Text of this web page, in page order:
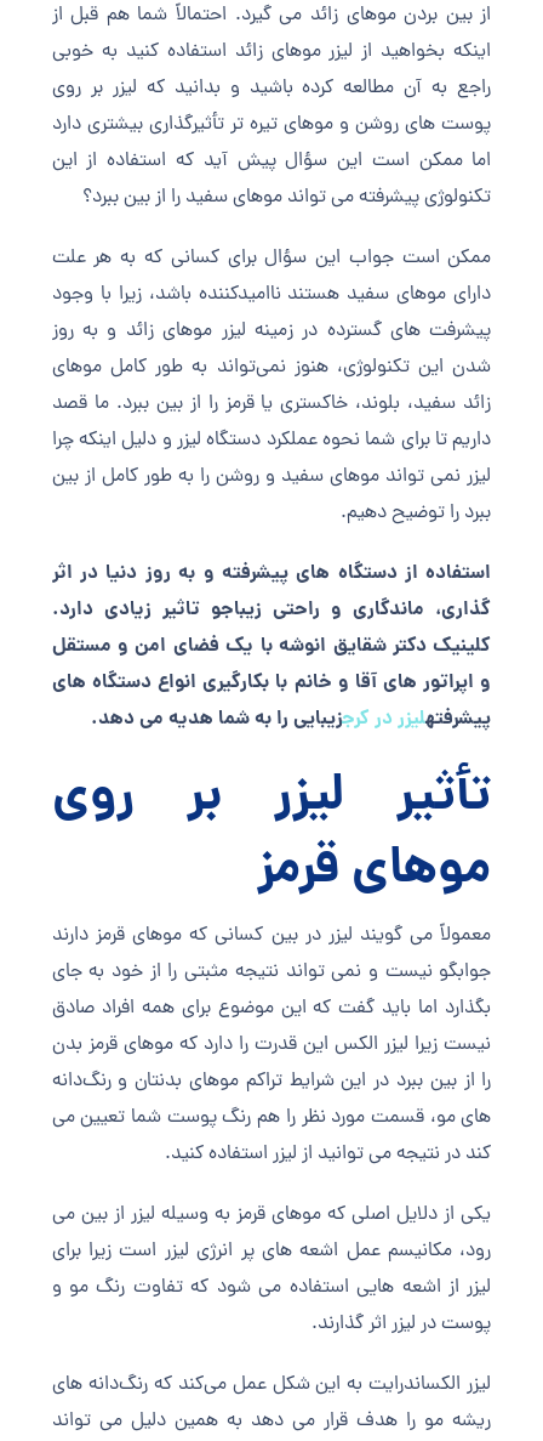
از بین بردن موهای زائد می گیرد. احتمالاً شما هم قبل از
اینکه بخواهید از لیزر موهای زائد استفاده کنید به خوبی
راجع به آن مطالعه کرده باشید و بدانید که لیزر بر روی
پوست های روشن و موهای تیره تر تأثیرگذاری بیشتری دارد
اما ممکن است این سؤال پیش آید که استفاده از این
تکنولوژی پیشرفته می تواند موهای سفید را از بین ببرد؟
ممکن است جواب این سؤال برای کسانی که به هر علت
دارای موهای سفید هستند ناامیدکننده باشد، زیرا با وجود
پیشرفت های گسترده در زمینه لیزر موهای زائد و به روز
شدن این تکنولوژی، هنوز نمی‌تواند به طور کامل موهای
زائد سفید، بلوند، خاکستری یا قرمز را از بین ببرد. ما قصد
داریم تا برای شما نحوه عملکرد دستگاه لیزر و دلیل اینکه چرا
لیزر نمی تواند موهای سفید و روشن را به طور کامل از بین
ببرد را توضیح دهیم.
استفاده از دستگاه های پیشرفته و به روز دنیا در اثر
گذاری، ماندگاری و راحتی زیباجو تاثیر زیادی دارد.
کلینیک دکتر شقایق انوشه با یک فضای امن و مستقل
و اپراتور های آقا و خانم با بکارگیری انواع دستگاه های
پیشرفتهلیزر در کرجزیبایی را به شما هدیه می دهد.
تأثیر لیزر بر روی
موهای قرمز
معمولاً می گویند لیزر در بین کسانی که موهای قرمز دارند
جوابگو نیست و نمی تواند نتیجه مثبتی را از خود به جای
بگذارد اما باید گفت که این موضوع برای همه افراد صادق
نیست زیرا لیزر الکس این قدرت را دارد که موهای قرمز بدن
را از بین ببرد در این شرایط تراکم موهای بدنتان و رنگ‌دانه
های مو، قسمت مورد نظر را هم رنگ پوست شما تعیین می
کند در نتیجه می توانید از لیزر استفاده کنید.
یکی از دلایل اصلی که موهای قرمز به وسیله لیزر از بین می
رود، مکانیسم عمل اشعه های پر انرژی لیزر است زیرا برای
لیزر از اشعه هایی استفاده می شود که تفاوت رنگ مو و
پوست در لیزر اثر گذارند.
لیزر الکساندرایت به این شکل عمل می‌کند که رنگ‌دانه های
ریشه مو را هدف قرار می دهد به همین دلیل می تواند